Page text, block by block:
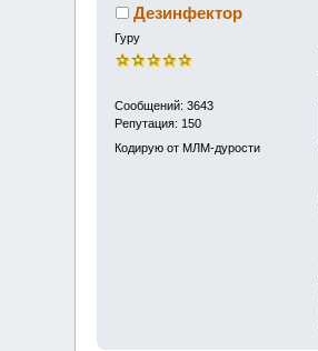
Дезинфектор
Гуру
Сообщений: 3643
Репутация: 150
Кодирую от МЛМ-дурости